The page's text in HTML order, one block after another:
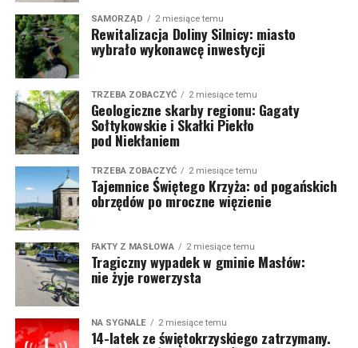
SAMORZĄD 2 miesiące temu
Rewitalizacja Doliny Silnicy: miasto
wybrało wykonawcę inwestycji
TRZEBA ZOBACZYĆ 2 miesiące temu
Geologiczne skarby regionu: Gagaty
Sołtykowskie i Skałki Piekło
pod Niekłaniem
TRZEBA ZOBACZYĆ 2 miesiące temu
Tajemnice Świętego Krzyża: od pogańskich
obrzędów po mroczne więzienie
FAKTY Z MASŁOWA 2 miesiące temu
Tragiczny wypadek w gminie Masłów:
nie żyje rowerzysta
NA SYGNALE 2 miesiące temu
14-latek ze świętokrzyskiego zatrzymany.